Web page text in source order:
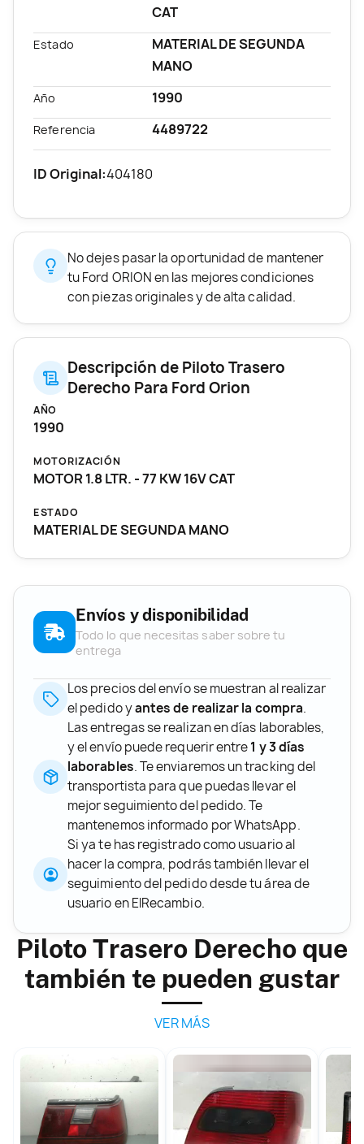
CAT
Estado
MATERIAL DE SEGUNDA
MANO
Año 1990
Referencia 4489722
ID Original:404180
No dejes pasar la oportunidad de mantener
tu Ford ORION en las mejores condiciones
con piezas originales y de alta calidad.
Descripción de Piloto Trasero
Derecho Para Ford Orion
AÑO
1990
MOTORIZACIÓN
MOTOR 1.8 LTR. - 77 KW 16V CAT
ESTADO
MATERIAL DE SEGUNDA MANO
Envíos y disponibilidad
Todo lo que necesitas saber sobre tu
entrega
Los precios del envío se muestran al realizar
el pedido yantes de realizar la compra.
Las entregas se realizan en días laborables,
y el envío puede requerir entre1 y 3 días
laborables. Te enviaremos un tracking del
transportista para que puedas llevar el
mejor seguimiento del pedido. Te
mantenemos informado por WhatsApp.
Si ya te has registrado como usuario al
hacer la compra, podrás también llevar el
seguimiento del pedido desde tu área de
usuario en ElRecambio.
Piloto Trasero Derecho que
también te pueden gustar
VER MÁS